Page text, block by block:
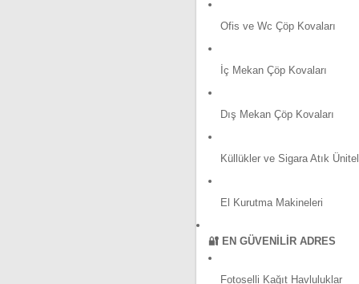
Ofis ve Wc Çöp Kovaları
İç Mekan Çöp Kovaları
Dış Mekan Çöp Kovaları
Küllükler ve Sigara Atık
El Kurutma Makineleri
🔐 EN GÜVENILIR ADRES
Fotoselli Kağıt Havluluklar